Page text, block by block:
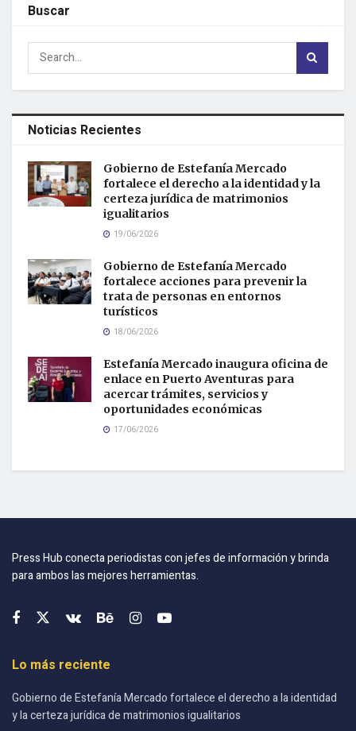
Buscar
Noticias Recientes
Gobierno de Estefanía Mercado
fortalece el derecho a la identidad y la
certeza jurídica de matrimonios
igualitarios
19/06/2026
Gobierno de Estefanía Mercado
fortalece acciones para prevenir la
trata de personas en entornos
turísticos
18/06/2026
Estefanía Mercado inaugura oficina de
enlace en Puerto Aventuras para
acercar trámites, servicios y
oportunidades económicas
17/06/2026
Press Hub conecta periodistas con jefes de información y brinda
para ambos las mejores herramientas.
Lo más reciente
Gobierno de Estefanía Mercado fortalece el derecho a la identidad
y la certeza jurídica de matrimonios igualitarios